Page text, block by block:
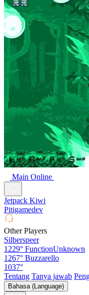
Main Online
Jetpack Kiwi
Pitigamedev
Other Players
Silberspeer
1229° FunctionUnknown
1267° Buzzarello
1037°
Tentang Tanya jawab
Bahasa (Language)